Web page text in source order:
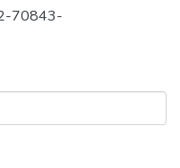
70843-